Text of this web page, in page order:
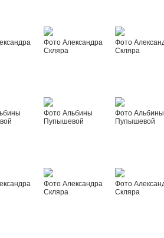
Фото Александра
Скляра
Фото
Скляра
Фото Альбины
Пупышевой
Фото Альбины
Пупышевой
Фото Александра
Скляра
Фото
Скляра